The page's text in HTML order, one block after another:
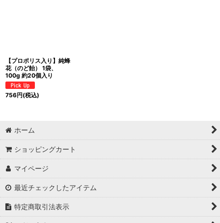
【プロポリス入り】純蜂
花（のど飴） 1袋、
100g 約20個入り
756円(税込)
ホーム
ショッピングカート
マイページ
最近チェックしたアイテム
特定商取引法表示